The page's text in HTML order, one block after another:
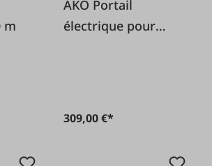
m
AKO Portail
électrique pour
309,00 €*